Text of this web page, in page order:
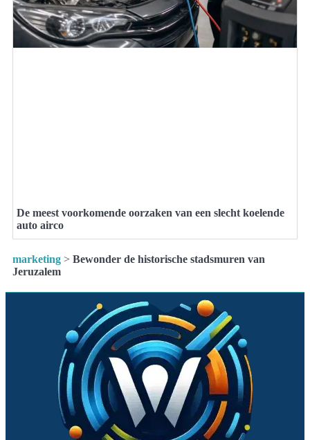
De meest voorkomende oorzaken van een slecht koelende
auto airco
marketing > Bewonder de historische stadsmuren van
Jeruzalem